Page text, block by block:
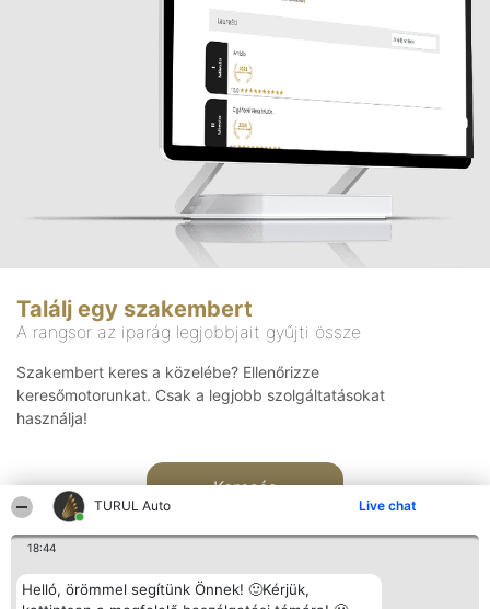
TURUL Auto Live chat
18:44
Helló, örömmel segítünk Önnek! 🙂Kérjük,
Találj egy szakembert
A rangsor az iparág legjobbjait gyűjti össze
Szakembert keres a közelébe? Ellenőrizze
keresőmotorunkat. Csak a legjobb szolgáltatásokat
használja!
Keresés